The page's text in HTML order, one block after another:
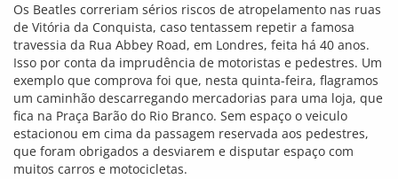
Os Beatles correriam sérios riscos de atropelamento nas ruas
de Vitória da Conquista, caso tentassem repetir a famosa
travessia da Rua Abbey Road, em Londres, feita há 40 anos.
Isso por conta da imprudência de motoristas e pedestres. Um
exemplo que comprova foi que, nesta quinta-feira, flagramos
um caminhão descarregando mercadorias para uma loja, que
fica na Praça Barão do Rio Branco. Sem espaço o veiculo
estacionou em cima da passagem reservada aos pedestres,
que foram obrigados a desviarem e disputar espaço com
muitos carros e motocicletas.